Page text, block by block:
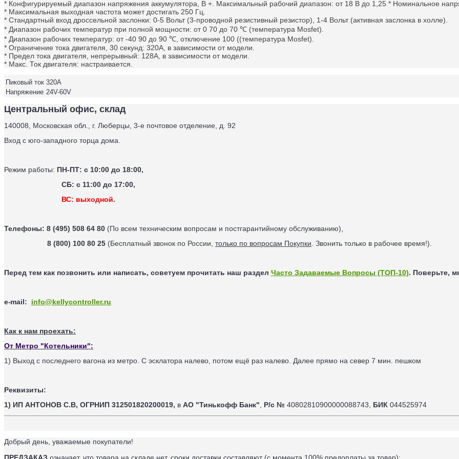
* Конфигурируемый диапазон напряжения аккумулятора, B +. Максимальный рабочий диапазон: от 18 В до 1,25 * Номинальное
* Максимальная выходная частота может достигать 250 Гц.
* Стандартный вход дроссельной заслонки: 0-5 Вольт (3-проводной резистивный резистор), 1-4 Вольт (активная заслонка в холле).
* Диапазон рабочих температур при полной мощности: от 0 70 до 70 ℃ (температура Mosfet).
* Диапазон рабочих температур: от -40 90 до 90 ℃, отключение 100 ((температура Mosfet).
* Ограничение тока двигателя, 30 секунд: 320А, в зависимости от модели.
* Предел тока двигателя, непрерывный: 128А, в зависимости от модели.
* Макс. Ток двигателя: настраивается.
Пиковый ток 320А
Напряжение 24V-60V
Центральный офис, склад
140008, Московская обл., г. Люберцы, 3-е почтовое отделение, д. 92
Вход с юго-западного торца дома.
Режим работы: ПН-ПТ: с 10:00 до 18:00,
СБ: с 11:00 до 17:00,
ВС: выходной.
Телефоны: 8 (495) 508 64 80 (По всем техническим вопросам и постгарантийному обслуживанию),
8 (800) 100 80 25 (Бесплатный звонок по России, только по вопросам Покупки . Звонить только в рабочее время!).
Перед тем как позвонить или написать, советуем прочитать наш раздел Часто Задаваемые Вопросы (ТОП-10). Поверьте,
e-mail: info@kellycontroller.ru
Как к нам проехать:
От Метро "Котельники":
1) Выход с последнего вагона из метро. С эсклатора налево, потом ещё раз налево. Далее прямо на север 7 мин. пешком
Реквизиты:
1) ИП АНТОНОВ С.В, ОГРНИП 312501820200019, в АО "Тинькофф Банк" Р/с № 40802810900000088743, БИК 044525974
Добрый день, уважаемые покупатели!
ПРЕДЗАКАЗ означает, что товара на складе нет, сроки доставки составляют (с момента 100% предоплаты за товар):